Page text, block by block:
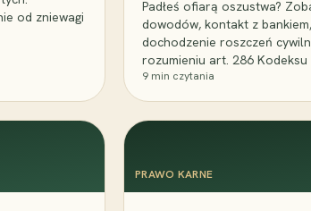
od zniewagi
Padłeś ofiarą oszustwa?
dowodów, kontakt z
dochodzenie roszczeń
rozumieniu art. 286
9 min czytania
PRAWO KARNE